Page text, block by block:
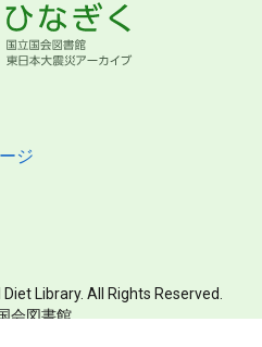
ジ
Library. All Rights Reserved.